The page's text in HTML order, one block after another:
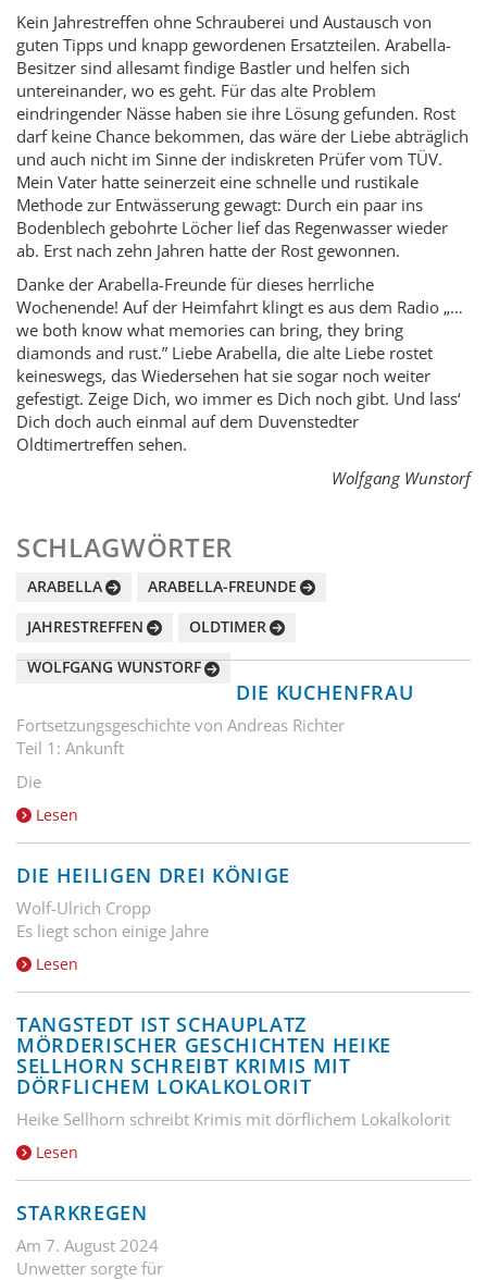
Kein Jahrestreffen ohne Schrauberei und Austausch von
guten Tipps und knapp gewordenen Ersatzteilen. Arabella-
Besitzer sind allesamt findige Bastler und helfen sich
untereinander, wo es geht. Für das alte Problem
eindringender Nässe haben sie ihre Lösung gefunden. Rost
darf keine Chance bekommen, das wäre der Liebe abträglich
und auch nicht im Sinne der indiskreten Prüfer vom TÜV.
Mein Vater hatte seinerzeit eine schnelle und rustikale
Methode zur Entwässerung gewagt: Durch ein paar ins
Bodenblech gebohrte Löcher lief das Regenwasser wieder
ab. Erst nach zehn Jahren hatte der Rost gewonnen.
Danke der Arabella-Freunde für dieses herrliche
Wochenende! Auf der Heimfahrt klingt es aus dem Radio „…
we both know what memories can bring, they bring
diamonds and rust.” Liebe Arabella, die alte Liebe rostet
keineswegs, das Wiedersehen hat sie sogar noch weiter
gefestigt. Zeige Dich, wo immer es Dich noch gibt. Und lass‘
Dich doch auch einmal auf dem Duvenstedter
Oldtimertreffen sehen.
Wolfgang Wunstorf
SCHLAGWÖRTER
ARABELLA
ARABELLA-FREUNDE
JAHRESTREFFEN
OLDTIMER
WOLFGANG WUNSTORF
DIE KUCHENFRAU
Fortsetzungsgeschichte von Andreas Richter
Teil 1: Ankunft
Die
Lesen
DIE HEILIGEN DREI KÖNIGE
Wolf-Ulrich Cropp
Es liegt schon einige Jahre
Lesen
TANGSTEDT IST SCHAUPLATZ
MÖRDERISCHER GESCHICHTEN HEIKE
SELLHORN SCHREIBT KRIMIS MIT
DÖRFLICHEM LOKALKOLORIT
Heike Sellhorn schreibt Krimis mit dörflichem Lokalkolorit
Lesen
STARKREGEN
Am 7. August 2024
Unwetter sorgte für